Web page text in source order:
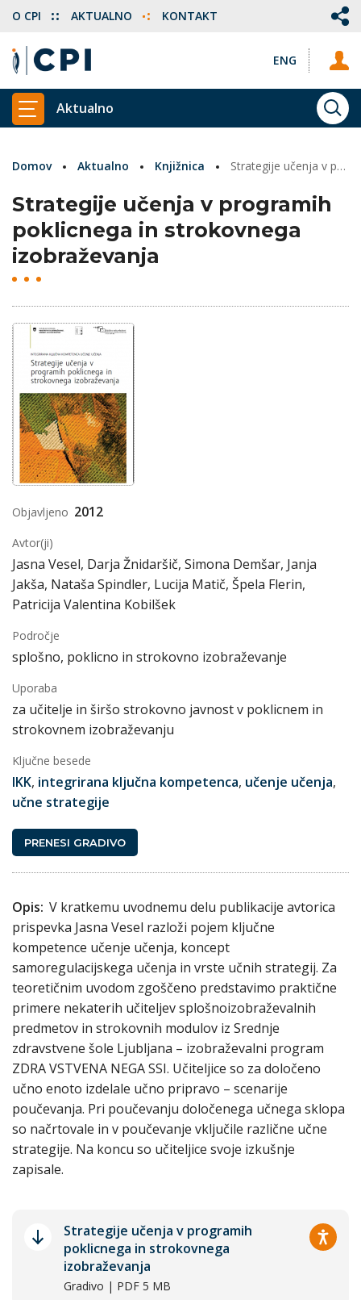
ENG
O CPI AKTUALNO KONTAKT
PRIKAŽI GLAVNI MENI
Aktualno
Domov Aktualno Knjižnica Strategije učenja v programih poklicnega in strokovnega izobraževanja
Strategije učenja v programih
poklicnega in strokovnega
izobraževanja
Objavljeno 2012
Avtor(ji)
Jasna Vesel, Darja Žnidaršič, Simona Demšar, Janja
Jakša, Nataša Spindler, Lucija Matič, Špela Flerin,
Patricija Valentina Kobilšek
Področje
splošno, poklicno in strokovno izobraževanje
Uporaba
za učitelje in širšo strokovno javnost v poklicnem in
strokovnem izobraževanju
Ključne besede
IKK, integrirana ključna kompetenca, učenje učenja,
učne strategije
PRENESI GRADIVO
Opis: V kratkemu uvodnemu delu publikacije avtorica
prispevka Jasna Vesel razloži pojem ključne
kompetence učenje učenja, koncept
samoregulacijskega učenja in vrste učnih strategij. Za
teoretičnim uvodom zgoščeno predstavimo praktične
primere nekaterih učiteljev splošnoizobraževalnih
predmetov in strokovnih modulov iz Srednje
zdravstvene šole Ljubljana – izobraževalni program
ZDRA VSTVENA NEGA SSI. Učiteljice so za določeno
učno enoto izdelale učno pripravo – scenarije
poučevanja. Pri poučevanju določenega učnega sklopa
so načrtovale in v poučevanje vključile različne učne
strategije. Na koncu so učiteljice svoje izkušnje
zapisale.
Strategije učenja v programih
poklicnega in strokovnega
izobraževanja
Gradivo | PDF 5 MB